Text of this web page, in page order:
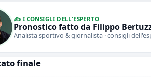
✍️ I CONSIGLI DELL'ESPERTO
Pronostico fatto da Filippo
Analista sportivo & giornalista · consigli
finale